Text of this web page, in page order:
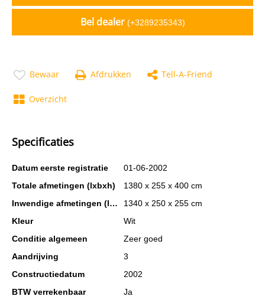
Bel dealer (+3289235343)
Bewaar Afdrukken Tell-A-Friend
Overzicht
Specificaties
Datum eerste registratie
01-06-2002
Totale afmetingen (lxbxh)
1380 x 255 x 400 cm
Inwendige afmetingen (lxbxh)
1340 x 250 x 255 cm
Kleur
Wit
Conditie algemeen
Zeer goed
Aandrijving
3
Constructiedatum
2002
BTW verrekenbaar
Ja